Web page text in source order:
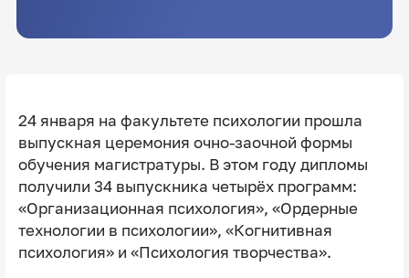
24 января на факультете психологии прошла
выпускная церемония очно-заочной формы
обучения магистратуры. В этом году дипломы
получили 34 выпускника четырёх программ:
«Организационная психология», «Ордерные
технологии в психологии», «Когнитивная
психология» и «Психология творчества».